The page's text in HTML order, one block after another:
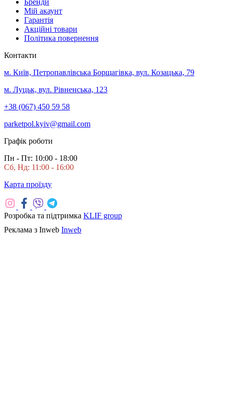
Бренди
Мій акаунт
Гарантія
Акційні товари
Політика повернення
Контакти
м. Київ, Петропавлівська Борщагівка, вул. Козацька, 79
м. Луцьк, вул. Рівненська, 123
+38 (067) 450 59 58
parketpol.kyiv@gmail.com
Графік роботи
Пн - Пт: 10:00 - 18:00
Сб, Нд: 11:00 - 16:00
Карта проїзду
Розробка та підтримка KLIF group
Реклама з Inweb Inweb